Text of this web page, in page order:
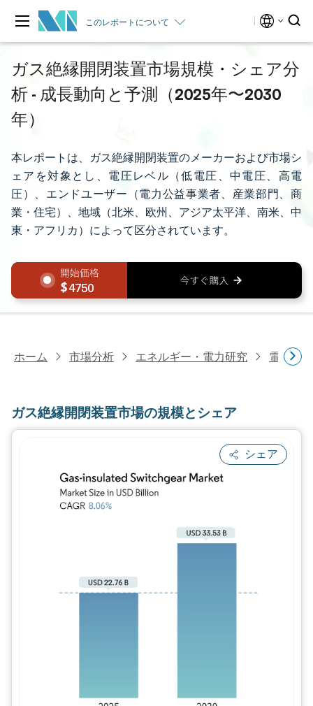
このレポートについて
ガス絶縁開閉装置市場規模・シェア分
析 - 成長動向と予測（2025年〜2030
年）
本レポートは、ガス絶縁開閉装置のメーカーおよび市場シ
ェアを対象とし、電圧レベル（低電圧、中電圧、高電
圧）、エンドユーザー（電力公益事業者、産業部門、商
業・住宅）、地域（北米、欧州、アジア太平洋、南米、中
東・アフリカ）によって区分されています。
4750
ホーム 市場分析 エネルギー・電力研究 電力研究
ガス絶縁開閉装置市場の規模とシェア
シェア